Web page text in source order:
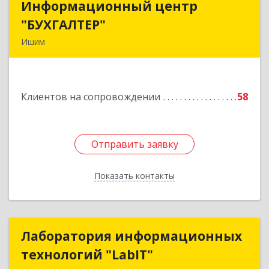
Информационный центр
"БУХГАЛТЕР"
Ишим
Клиентов на сопровождении 58
Отправить заявку
Показать контакты
Информационный центр
Подробнее
Отправить заявку
Назад
Лаборатория информационных
технологий "LabIT"
Лаборатория информационных
технологий "LabIT"